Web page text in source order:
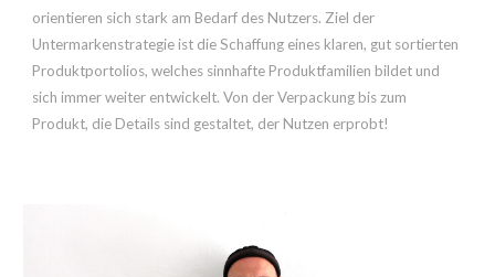
orientieren sich stark am Bedarf des Nutzers. Ziel der
Untermarkenstrategie ist die Schaffung eines klaren, gut sortierten
Produktportolios, welches sinnhafte Produktfamilien bildet und
sich immer weiter entwickelt. Von der Verpackung bis zum
Produkt, die Details sind gestaltet, der Nutzen erprobt!